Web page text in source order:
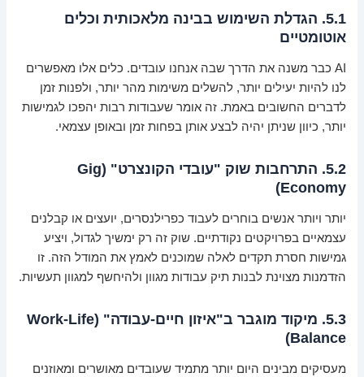
5.1. הגדלת השימוש בבינה מלאכותית וכלים
אוטומטיים
AI כבר משנה את הדרך שבה אנחנו עובדים. כלים אלו מאפשרים
לנו להיות יעילים יותר, להשלים משימות מהר יותר, ולפנות זמן
לדברים החשובים באמת. זה אומר שעבודות רבות יהפכו לגמישות
יותר, כיוון שניתן יהיה לבצע אותן בפחות זמן ובאופן עצמאי.
5.2. התרחבות שוק "עובדי הקונצרט" (Gig
Economy)
יותר ויותר אנשים בוחרים לעבוד כפרילנסרים, יועצים או קבלנים
עצמאיים בפרויקטים נקודתיים. שוק זה רק ימשיך לגדול, ויציע
גמישות חסרת תקדים לאלה שמוכנים לאמץ את המודל הזה. זו
הזדמנות מצוינת לבנות תיק עבודות מגוון ולהיחשף למגוון תעשיות.
5.3. מיקוד מוגבר ב"איזון חיים-עבודה" (Work-Life
Balance)
מעסיקים מבינים היום יותר מתמיד שעובדים מאושרים ומאוזנים